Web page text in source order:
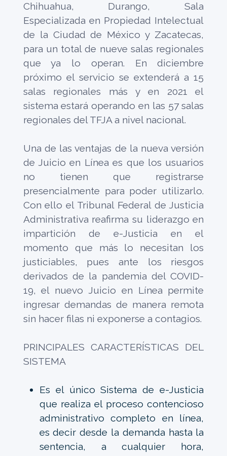
Chihuahua, Durango, Sala
Especializada en Propiedad Intelectual
de la Ciudad de México y Zacatecas,
para un total de nueve salas regionales
que ya lo operan. En diciembre
próximo el servicio se extenderá a 15
salas regionales más y en 2021 el
sistema estará operando en las 57 salas
regionales del TFJA a nivel nacional.
Una de las ventajas de la nueva versión
de Juicio en Línea es que los usuarios
no tienen que registrarse
presencialmente para poder utilizarlo.
Con ello el Tribunal Federal de Justicia
Administrativa reafirma su liderazgo en
impartición de e-Justicia en el
momento que más lo necesitan los
justiciables, pues ante los riesgos
derivados de la pandemia del COVID-
19, el nuevo Juicio en Línea permite
ingresar demandas de manera remota
sin hacer filas ni exponerse a contagios.
PRINCIPALES CARACTERÍSTICAS DEL
SISTEMA
Es el único Sistema de e-Justicia
que realiza el proceso contencioso
administrativo completo en línea,
es decir desde la demanda hasta la
sentencia, a cualquier hora,